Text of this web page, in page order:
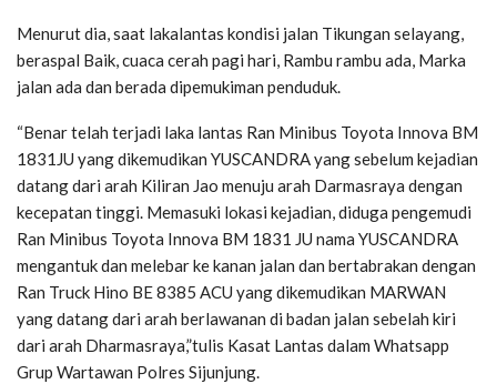
Menurut dia, saat lakalantas kondisi jalan Tikungan selayang,
beraspal Baik, cuaca cerah pagi hari, Rambu rambu ada, Marka
jalan ada dan berada dipemukiman penduduk.
“Benar telah terjadi laka lantas Ran Minibus Toyota Innova BM
1831JU yang dikemudikan YUSCANDRA yang sebelum kejadian
datang dari arah Kiliran Jao menuju arah Darmasraya dengan
kecepatan tinggi. Memasuki lokasi kejadian, diduga pengemudi
Ran Minibus Toyota Innova BM 1831 JU nama YUSCANDRA
mengantuk dan melebar ke kanan jalan dan bertabrakan dengan
Ran Truck Hino BE 8385 ACU yang dikemudikan MARWAN
yang datang dari arah berlawanan di badan jalan sebelah kiri
dari arah Dharmasraya,”tulis Kasat Lantas dalam Whatsapp
Grup Wartawan Polres Sijunjung.